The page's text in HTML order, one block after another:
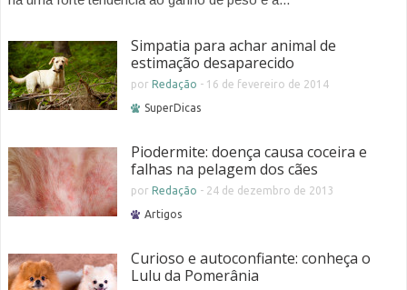
Simpatia para achar animal de
estimação desaparecido
por Redação - 16 de fevereiro de 2014
SuperDicas
Piodermite: doença causa coceira e
falhas na pelagem dos cães
por Redação - 24 de dezembro de 2013
Artigos
Curioso e autoconfiante: conheça o
Lulu da Pomerânia